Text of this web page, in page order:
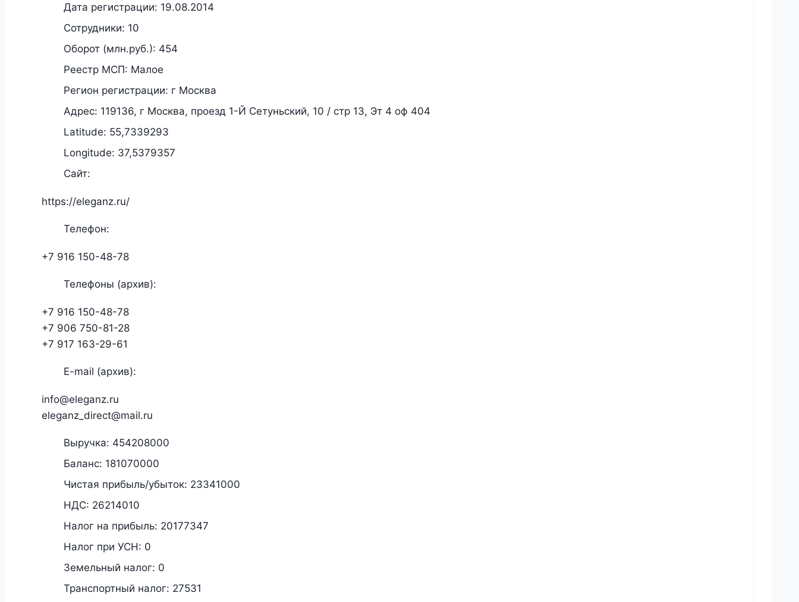
Дата регистрации: 19.08.2014
Сотрудники: 10
Оборот (млн.руб.): 454
Реестр МСП: Малое
Регион регистрации: г Москва
Адрес: 119136, г Москва, проезд 1-Й Сетуньский, 10 / стр 13, Эт 4 оф 404
Latitude: 55,7339293
Longitude: 37,5379357
Сайт:
https://eleganz.ru/
Телефон:
+7 916 150-48-78
Телефоны (архив):
+7 916 150-48-78
+7 906 750-81-28
+7 917 163-29-61
E-mail (архив):
info@eleganz.ru
eleganz_direct@mail.ru
Выручка: 454208000
Баланс: 181070000
Чистая прибыль/убыток: 23341000
НДС: 26214010
Налог на прибыль: 20177347
Налог при УСН: 0
Земельный налог: 0
Транспортный налог: 27531